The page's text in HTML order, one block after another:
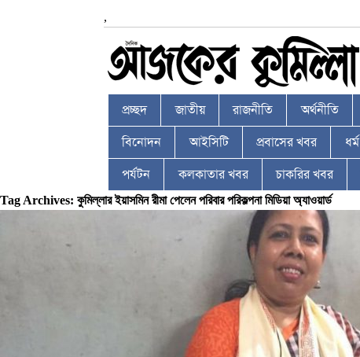
,
প্রচ্ছদ জাতীয় রাজনীতি অর্থনীতি
বিনোদন আইসিটি প্রবাসের খবর ধর্ম
পর্যটন কলকাতার খবর চাকরির খবর
Tag Archives: কুমিল্লার ইয়াসমিন রীমা পেলেন পরিবার পরিকল্পনা মিডিয়া অ্যাওয়ার্ড